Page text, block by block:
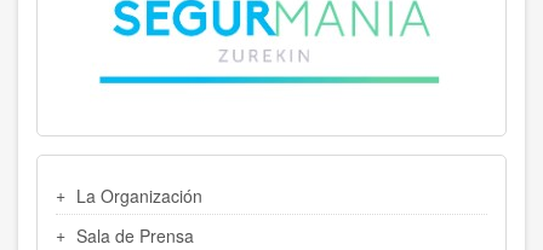
LATERAL
La Organización
Sala de Prensa